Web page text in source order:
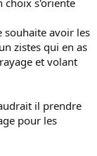
souhaite avoir les
zistes qui en as
et volant
il prendre
pour les